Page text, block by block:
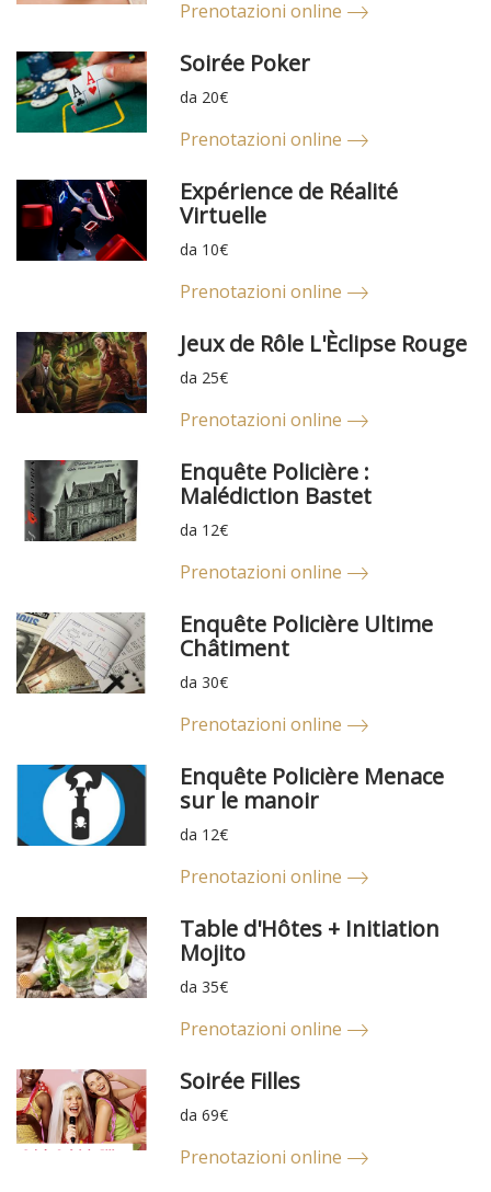
Prenotazioni online
Soirée Poker
da 20€
Prenotazioni online
Expérience de Réalité
Virtuelle
da 10€
Prenotazioni online
Jeux de Rôle L'Èclipse Rouge
da 25€
Prenotazioni online
Enquête Policière :
Malédiction Bastet
da 12€
Prenotazioni online
Enquête Policière Ultime
Châtiment
da 30€
Prenotazioni online
Enquête Policière Menace
sur le manoir
da 12€
Prenotazioni online
Table d'Hôtes + Initiation
Mojito
da 35€
Prenotazioni online
Soirée Filles
da 69€
Prenotazioni online